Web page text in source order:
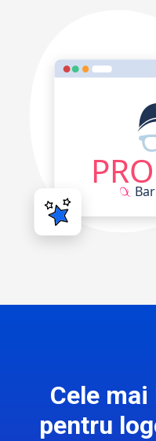
Cele
pentru